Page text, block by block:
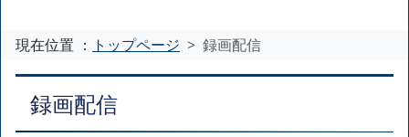
現在位置 ： トップページ 録画配信
録画配信